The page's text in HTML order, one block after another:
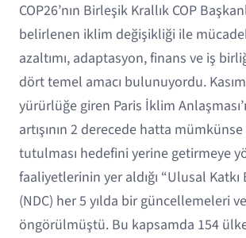
COP26’nın Birleşik Krallık COP
belirlenen iklim değişikliği ile
azaltımı, adaptasyon, finans ve iş
dört temel amacı bulunuyordu. Kasım
yürürlüğe giren Paris İklim
artışının 2 derecede hatta
tutulması hedefini yerine getirmeye
faaliyetlerinin yer aldığı “Ulusal Katkı
(NDC) her 5 yılda bir güncellemeleri
öngörülmüştü. Bu kapsamda 154